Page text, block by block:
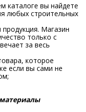
каталоге вы найдете
любых строительных
Магазин
только с
за весь
которое
если вы сами не